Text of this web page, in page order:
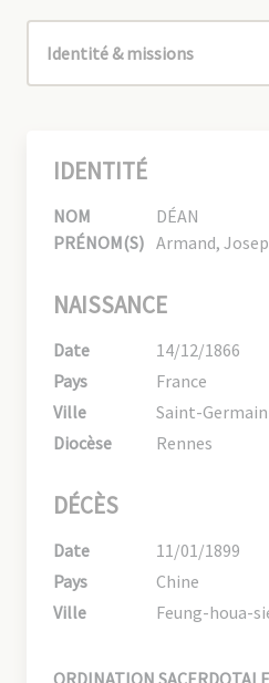
IDENTITÉ
NOM
DÉAN
PRÉNOM(S) Armand,
NAISSANCE
Date
14/12/1866
Pays
France
Ville
Saint-
Diocèse
Rennes
DÉCÈS
Date
11/01/1899
Pays
Chine
Ville
Feung-houa-
ORDINATION SACERDOTALE